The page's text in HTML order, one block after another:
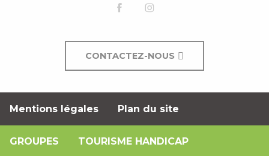
CONTACTEZ-NOUS
Mentions légales Plan du site
GROUPES TOURISME HANDICAP